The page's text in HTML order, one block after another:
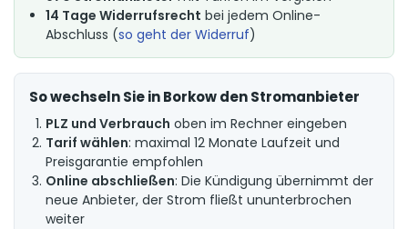
14 Tage Widerrufsrecht bei jedem Online-
Abschluss (so geht der Widerruf)
So wechseln Sie in Borkow den Stromanbieter
PLZ und Verbrauch oben im Rechner eingeben
Tarif wählen: maximal 12 Monate Laufzeit und
Preisgarantie empfohlen
Online abschließen: Die Kündigung übernimmt der
neue Anbieter, der Strom fließt ununterbrochen
weiter